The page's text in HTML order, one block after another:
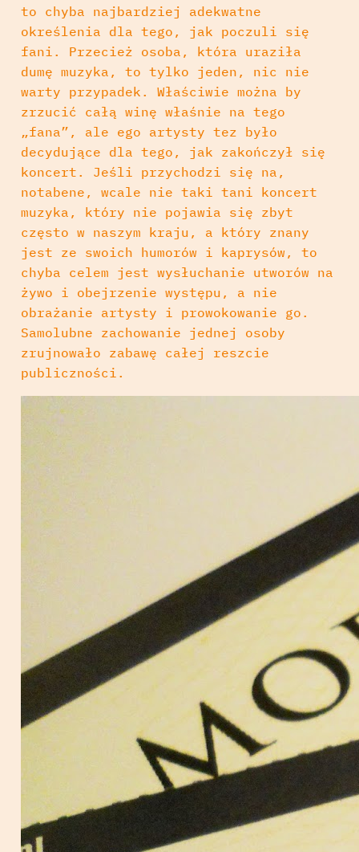
to chyba najbardziej adekwatne
określenia dla tego, jak poczuli się
fani. Przecież osoba, która uraziła
dumę muzyka, to tylko jeden, nic nie
warty przypadek. Właściwie można by
zrzucić całą winę właśnie na tego
„fana”, ale ego artysty tez było
decydujące dla tego, jak zakończył się
koncert. Jeśli przychodzi się na,
notabene, wcale nie taki tani koncert
muzyka, który nie pojawia się zbyt
często w naszym kraju, a który znany
jest ze swoich humorów i kaprysów, to
chyba celem jest wysłuchanie utworów na
żywo i obejrzenie występu, a nie
obrażanie artysty i prowokowanie go.
Samolubne zachowanie jednej osoby
zrujnowało zabawę całej reszcie
publiczności.